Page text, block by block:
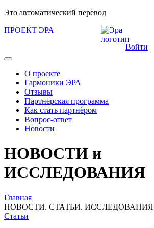
Это автоматический перевод
ПРОЕКТ ЭРА
Войти
О проекте
Гармоники ЭРА
Отзывы
Партнерская программа
Как стать партнёром
Вопрос-ответ
Новости
НОВОСТИ и
ИССЛЕДОВАНИЯ
Главная
НОВОСТИ. СТАТЬИ. ИССЛЕДОВАНИЯ
Статьи